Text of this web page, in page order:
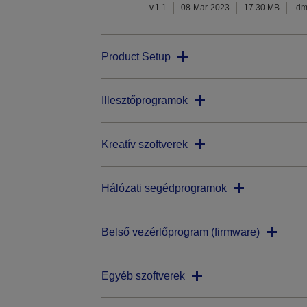
v.1.1 08-Mar-2023 17.30 MB
Product Setup
Illesztőprogramok
Kreatív szoftverek
Hálózati segédprogramok
Belső vezérlőprogram (firmware)
Egyéb szoftverek